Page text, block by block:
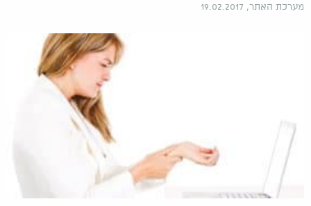
מערכת האתר, 19.02.2017